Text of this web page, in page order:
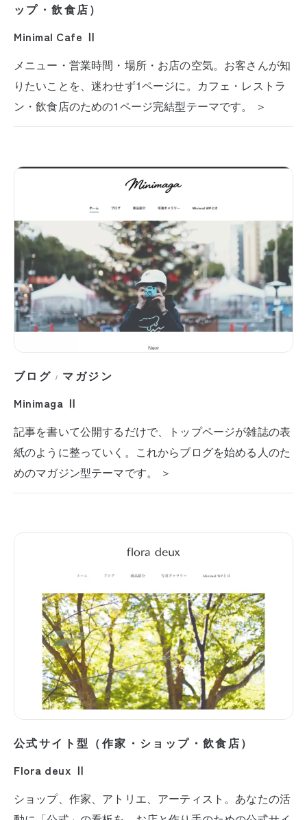
ップ・飲食店）
Minimal Cafe Ⅱ
メニュー・営業時間・場所・お店の空気。お客さんが知
りたいことを、迷わせず1ページに。カフェ・レストラ
ン・飲食店のための1ページ完結型テーマです。 ＞
ブログ / マガジン
Minimaga Ⅱ
記事を書いて公開するだけで、トップページが雑誌の表
紙のように整っていく。これからブログを始める人のた
めのマガジン型テーマです。 ＞
公式サイト型（作家・ショップ・飲食店）
Flora deux Ⅱ
ショップ、作家、アトリエ、アーティスト。あなたの活